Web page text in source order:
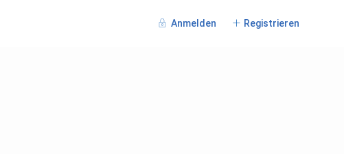
Anmelden Registrieren